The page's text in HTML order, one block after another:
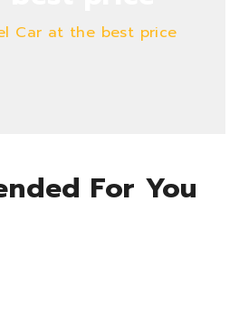
Car at the best price
For You